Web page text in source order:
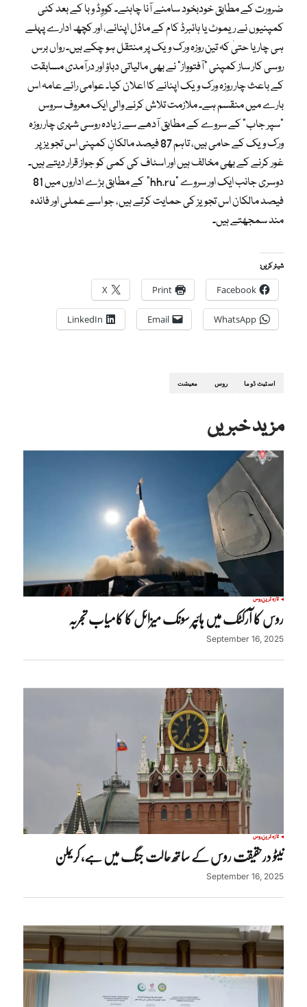
ضرورت کے مطابق خودبخود سامنے آنا چاہئے۔ کووِڈ وبا کے بعد کئی
کمپنیوں نے ریموٹ یا ہائبرڈ کام کے ماڈل اپنائے، اور کچھ ادارے پہلے
ہی چار یا حتیٰ کہ تین روزہ ورک ویک پر منتقل ہو چکے ہیں۔ رواں برس
روسی کار ساز کمپنی “آفتوواز” نے بھی مالیاتی دباؤ اور درآمدی مسابقت
کے باعث چار روزہ ورک ویک اپنانے کا اعلان کیا۔ عوامی رائے عامہ اس
بارے میں منقسم ہے۔ ملازمت تلاش کرنے والی ایک معروف سروس
“سپر جاب” کے سروے کے مطابق آدھے سے زیادہ روسی شہری چار روزہ
ورک ویک کے حامی ہیں، تاہم 87 فیصد مالکانِ کمپنی اس تجویز پر
غور کرنے کے بھی مخالف ہیں اور اسٹاف کی کمی کو جواز قرار دیتے ہیں۔
دوسری جانب ایک اور سروے “hh.ru” کے مطابق بڑے اداروں میں 81
فیصد مالکان اس تجویز کی حمایت کرتے ہیں، جو اسے عملی اور فائدہ
مند سمجھتے ہیں۔
شیئر کریں:
Facebook
Print
X
WhatsApp
Email
LinkedIn
اسٹیٹ ڈوما روس معیشت
مزید خبریں
تازہ ترینروس
روس کا آرکٹک میں ہائپر سونک میزائل کا کامیاب تجربہ
September 16, 2025
تازہ ترینروس
نیٹو درحقیقت روس کے ساتھ حالت جنگ میں ہے، کریملن
September 16, 2025